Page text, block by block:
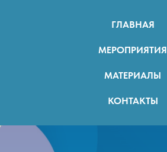
ГЛАВНАЯ
МЕРОПРИЯТИЯ
МАТЕРИАЛЫ
КОНТАКТЫ